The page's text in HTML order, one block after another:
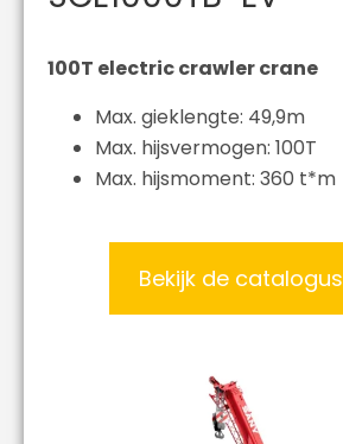
100T electric crawler crane
Max. gieklengte: 49,9m
Max. hijsvermogen: 100T
Max. hijsmoment: 360 t*m
Bekijk de catalogus